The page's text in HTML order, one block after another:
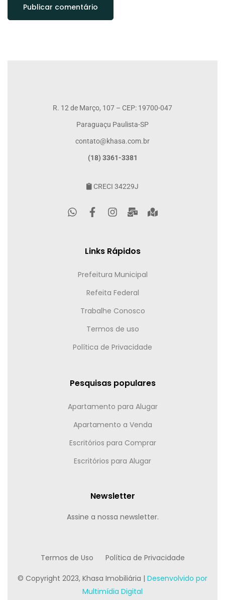
R. 12 de Março, 107 – CEP: 19700-047
Paraguaçu Paulista-SP
contato@khasa.com.br
(18) 3361-3381
CRECI 34229J
Links Rápidos
Prefeitura Municipal
Refeita Federal
Trabalhe Conosco
Termos de uso
Política de Privacidade
Pesquisas populares
Apartamento para Alugar
Apartamento a Venda
Escritórios para Comprar
Escritórios para Alugar
Newsletter
Assine a nossa newsletter.
Termos de Uso Política de Privacidade
© Copyright 2023, Khasa Imobiliária | Desenvolvido por
Multimídia Digital